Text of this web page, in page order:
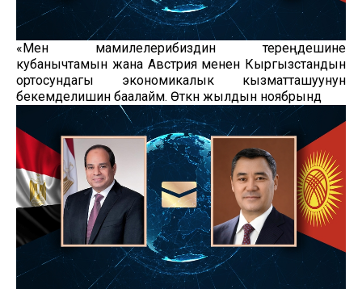
«Мен мамилелерибиздин тереңдешине
кубанычтамын жана Австрия менен Кыргызстандын
ортосундагы экономикалык кызматташуунун
бекемделишин баалайм. Өткөн жылдын ноябрынд